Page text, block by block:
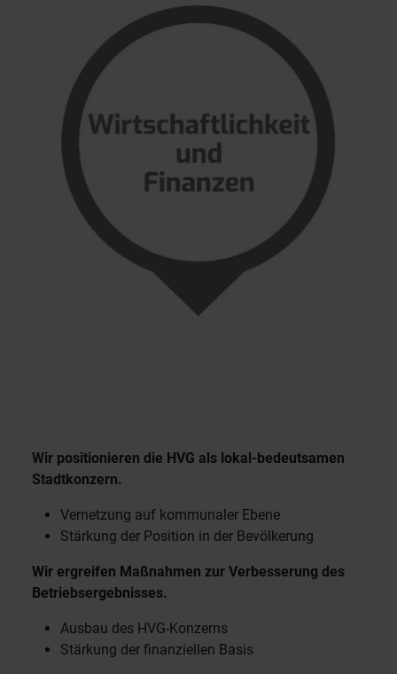
Wir positionieren die HVG als lokal-bedeutsamen
Stadtkonzern.
Vernetzung auf kommunaler Ebene
Stärkung der Position in der Bevölkerung
Wir ergreifen Maßnahmen zur Verbesserung des
Betriebsergebnisses.
Ausbau des HVG-Konzerns
Stärkung der finanziellen Basis